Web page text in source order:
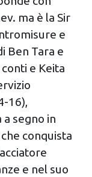
ma è la Sir
e
Ben Tara e
e Keita
16),
a segno in
conquista
e nel suo